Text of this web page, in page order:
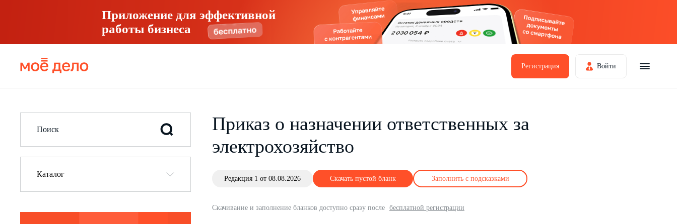
Приложение для эффективной
работы бизнеса
Регистрация Войти
Каталог
Приказ о назначении ответственных за
электрохозяйство
Редакция 1 от 08.08.2026 Скачать пустой бланк Заполнить с подсказками
Скачивание и заполнение бланков доступно сразу после бесплатной регистрации